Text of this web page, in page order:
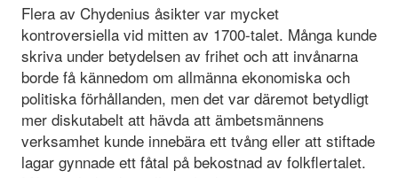
Flera av Chydenius åsikter var mycket
kontroversiella vid mitten av 1700-talet. Många kunde
skriva under betydelsen av frihet och att invånarna
borde få kännedom om allmänna ekonomiska och
politiska förhållanden, men det var däremot betydligt
mer diskutabelt att hävda att ämbetsmännens
verksamhet kunde innebära ett tvång eller att stiftade
lagar gynnade ett fåtal på bekostnad av folkflertalet.